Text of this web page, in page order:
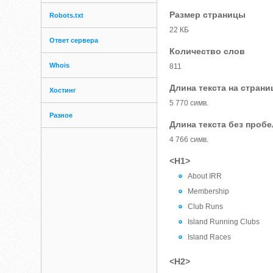
Robots.txt
Ответ сервера
Whois
Хостинг
Разное
Размер страницы
22 КБ
Количество слов
811
Длина текста на
5 770 симв.
Длина текста без
4 766 симв.
<H1>
About IRR
Membership
Club Runs
Island Running Clubs
Island Races
<H2>